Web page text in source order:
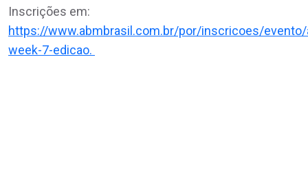
Inscrições em:
https://www.abmbrasil.com.br/por/inscricoes/
week-7-edicao.